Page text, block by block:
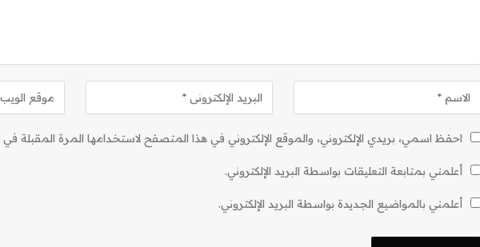
احفظ اسمي، بريدي الإلكتروني، والموقع الإلكتروني في هذا المتصفح لاستخدامها المرة المقبلة في
أعلمني بمتابعة التعليقات بواسطة البريد الإلكتروني.
أعلمني بالمواضيع الجديدة بواسطة البريد الإلكتروني.